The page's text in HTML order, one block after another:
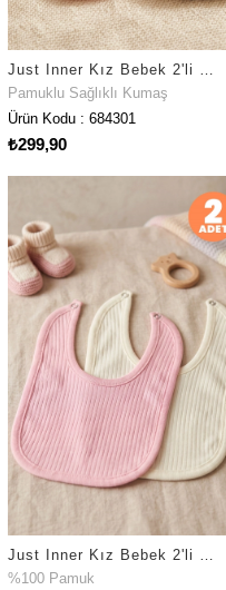
Just Inner Kız Bebek 2'li Pamuklu Önlük Penguen Desenli Çıtçıtlı Çift Katlı Cilt Dostu (684301)
Pamuklu Sağlıklı Kumaş
Ürün Kodu : 684301
₺299,90
%100 Pamuk